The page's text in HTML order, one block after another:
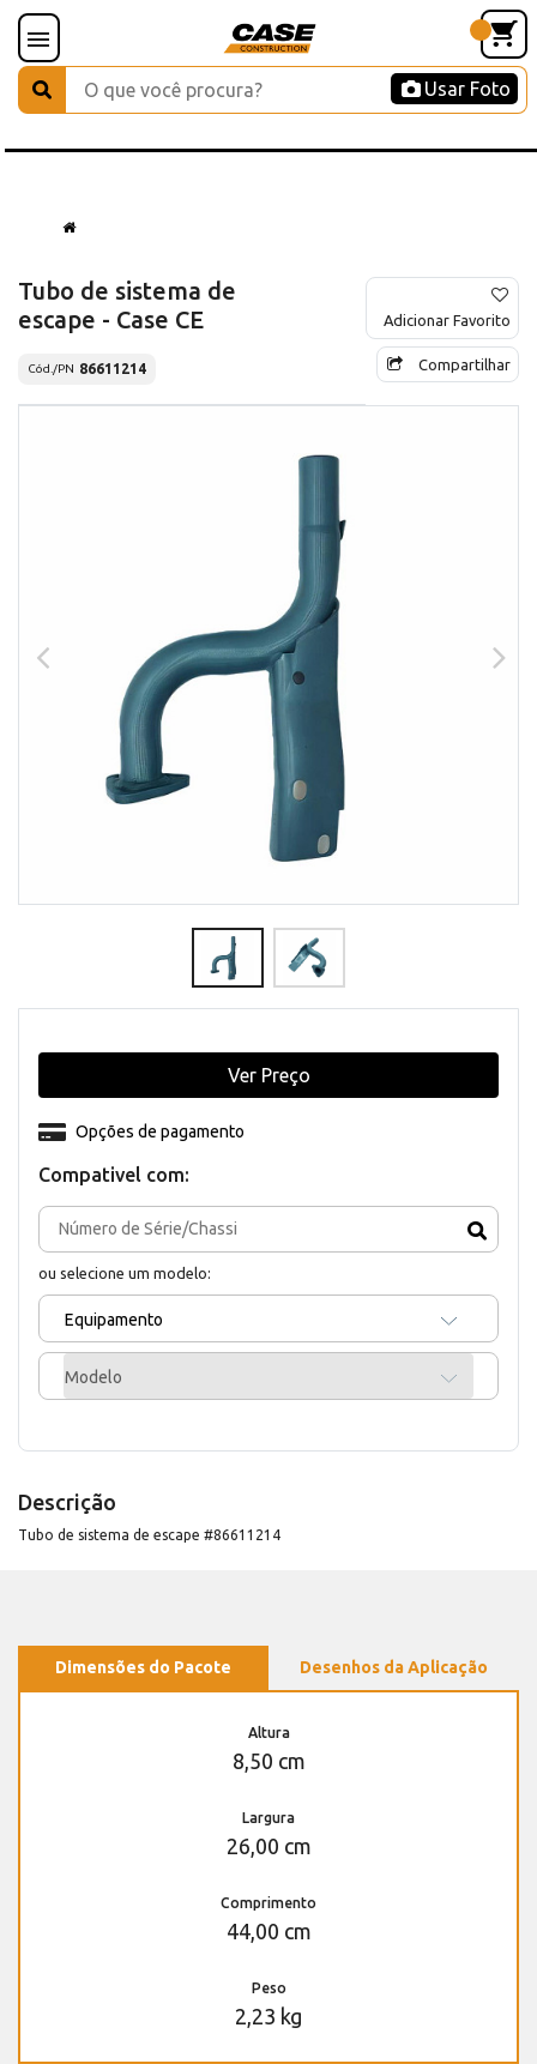
Usar Foto
Tubo de sistema de
escape - Case CE
Cód./PN 86611214
Adicionar Favorito
Compartilhar
Compativel com:
ou selecione um modelo:
Equipamento
Modelo
Opções de pagamento
Ver Preço
Descrição
Tubo de sistema de escape #86611214
Dimensões do Pacote Desenhos da Aplicação
Altura
8,50 cm
Largura
26,00 cm
Comprimento
44,00 cm
Peso
2,23 kg